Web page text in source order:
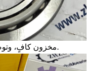
مخزون كافٍ، وتوصيل سريع، وخدمة ما بعد البيع موثوقة.